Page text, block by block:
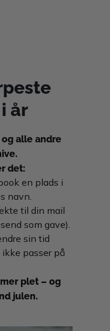
år
alle andre
det:
en plads i
navn.
til din mail
som gave).
sin tid
passer på
plet – og
julen.